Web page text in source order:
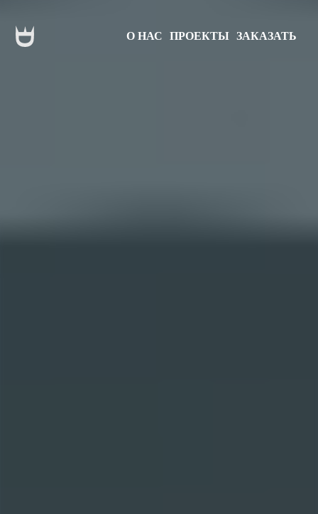
О НАС ПРОЕКТЫ ЗАКАЗАТЬ